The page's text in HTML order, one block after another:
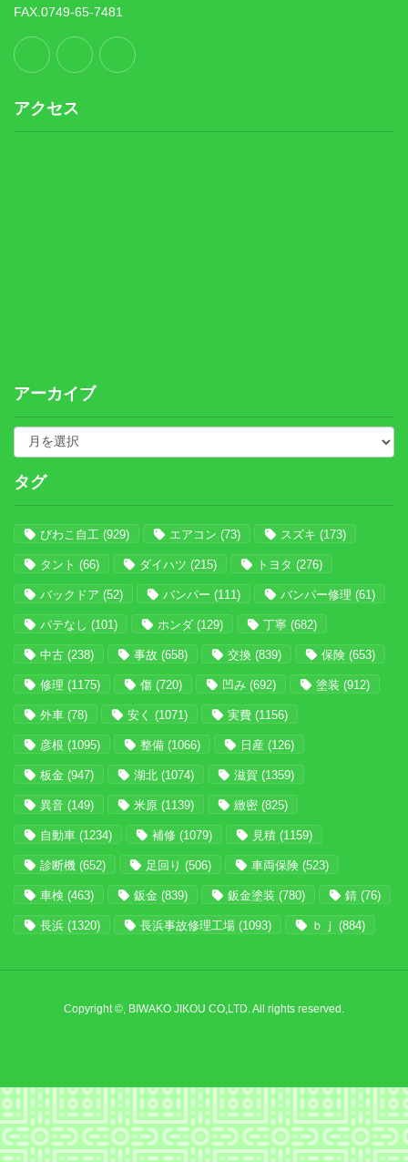
FAX.0749-65-7481
アクセス
アーカイブ
タグ
びわこ自工 (929) エアコン (73) スズキ (173)
タント (66) ダイハツ (215) トヨタ (276)
バックドア (52) バンパー (111) バンパー修理 (61)
パテなし (101) ホンダ (129) 丁寧 (682)
中古 (238) 事故 (658) 交換 (839) 保険 (653)
修理 (1175) 傷 (720) 凹み (692) 塗装 (912)
外車 (78) 安く (1071) 実費 (1156)
彦根 (1095) 整備 (1066) 日産 (126)
板金 (947) 湖北 (1074) 滋賀 (1359)
異音 (149) 米原 (1139) 緻密 (825)
自動車 (1234) 補修 (1079) 見積 (1159)
診断機 (652) 足回り (506) 車両保険 (523)
車検 (463) 鈑金 (839) 鈑金塗装 (780) 錆 (76)
長浜 (1320) 長浜事故修理工場 (1093) ｂｊ (884)
Copyright ©, BIWAKO JIKOU CO,LTD. All rights reserved.